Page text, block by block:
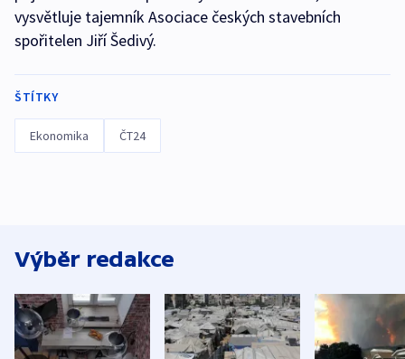
vysvětluje tajemník Asociace českých stavebních
spořitelen Jiří Šedivý.
ŠTÍTKY
Ekonomika ČT24
Výběr redakce